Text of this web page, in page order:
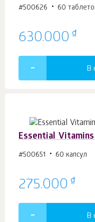
#500626 60
630.000 ₫
В
Essential
#500651 60 капсул
275.000 ₫
В